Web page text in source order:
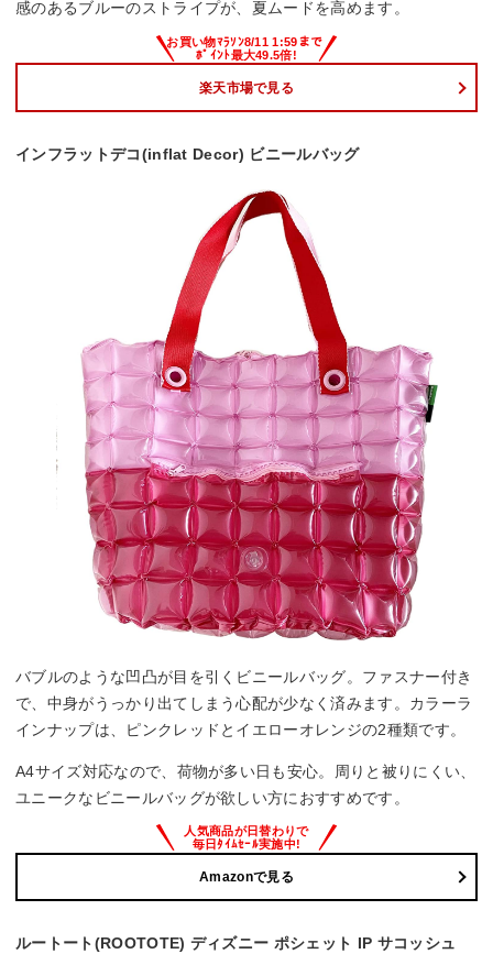
感のあるブルーのストライプが、夏ムードを高めます。
楽天市場で見る
インフラットデコ(inflat Decor) ビニールバッグ
バブルのような凹凸が目を引くビニールバッグ。ファスナー付き
で、中身がうっかり出てしまう心配が少なく済みます。カラーラ
インナップは、ピンクレッドとイエローオレンジの2種類です。
A4サイズ対応なので、荷物が多い日も安心。周りと被りにくい、
ユニークなビニールバッグが欲しい方におすすめです。
Amazonで見る
ルートート(ROOTOTE) ディズニー ポシェット IP サコッシュ